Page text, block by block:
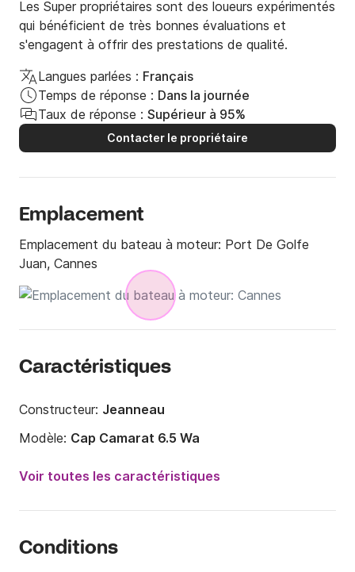
Les Super propriétaires sont des loueurs expérimentés
qui bénéficient de très bonnes évaluations et
s'engagent à offrir des prestations de qualité.
Langues parlées : Français
Temps de réponse : Dans la journée
Taux de réponse : Supérieur à 95%
Contacter le propriétaire
Emplacement
Emplacement du bateau à moteur: Port De Golfe
Juan, Cannes
Caractéristiques
Constructeur: Jeanneau
Modèle: Cap Camarat 6.5 Wa
Puissance moteur:
150cv
Capacité à bord:
Voir toutes les caractéristiques
Conditions